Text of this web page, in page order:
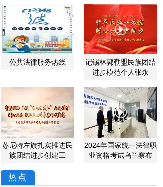

公共法律服务热线

记锡林郭勒盟民族团结
进步模范个人张永

苏尼特左旗扎实推进民
族团结进步创建工

2024年国家统一法律职
业资格考试乌兰察布
热点